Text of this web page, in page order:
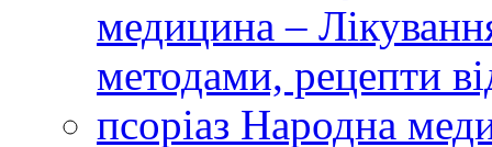
медицина –
методами, рецепти
псоріаз Народна